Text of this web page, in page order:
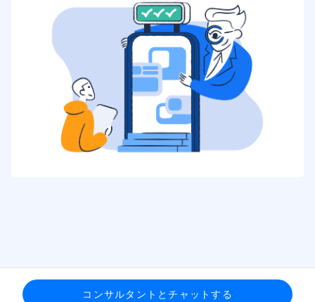
コンサルタントとチャットする